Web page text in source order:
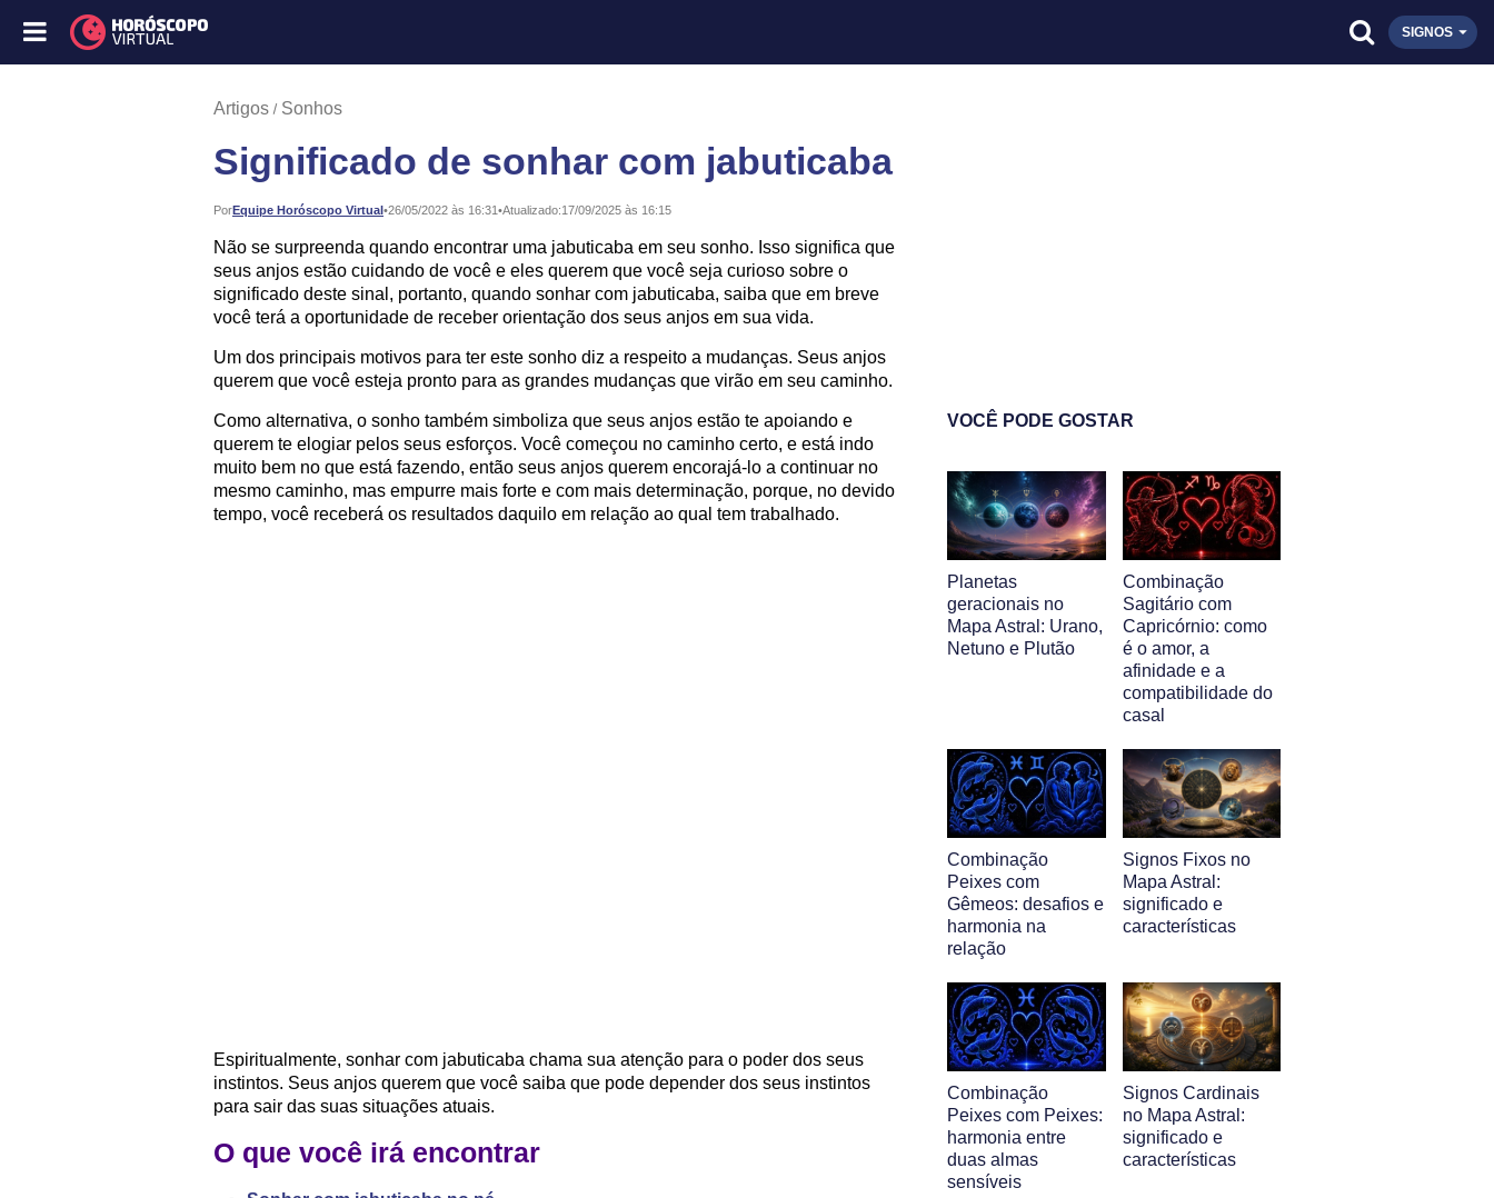
SIGNOS
Artigos Sonhos
Significado de sonhar com jabuticaba
PorEquipe Horóscopo Virtual•
Publicado: 26/05/2022 às 16:31•Atualizado:17/09/2025 às 16:15
Não se surpreenda quando encontrar uma jabuticaba em seu sonho. Isso significa que
seus anjos estão cuidando de você e eles querem que você seja curioso sobre o
significado deste sinal, portanto, quando sonhar com jabuticaba, saiba que em breve
você terá a oportunidade de receber orientação dos seus anjos em sua vida.
Um dos principais motivos para ter este sonho diz a respeito a mudanças. Seus anjos
querem que você esteja pronto para as grandes mudanças que virão em seu caminho.
Como alternativa, o sonho também simboliza que seus anjos estão te apoiando e
querem te elogiar pelos seus esforços. Você começou no caminho certo, e está indo
muito bem no que está fazendo, então seus anjos querem encorajá-lo a continuar no
mesmo caminho, mas empurre mais forte e com mais determinação, porque, no devido
tempo, você receberá os resultados daquilo em relação ao qual tem trabalhado.
Espiritualmente, sonhar com jabuticaba chama sua atenção para o poder dos seus
instintos. Seus anjos querem que você saiba que pode depender dos seus instintos
para sair das suas situações atuais.
O que você irá encontrar
VOCÊ PODE GOSTAR
Planetas
geracionais no
Mapa Astral: Urano,
Netuno e Plutão
Combinação
Sagitário com
Capricórnio: como
é o amor, a
afinidade e a
compatibilidade do
casal
Combinação
Peixes com
Gêmeos: desafios e
harmonia na
relação
Signos Fixos no
Mapa Astral:
significado e
características
Combinação
Peixes com Peixes:
harmonia entre
duas almas
sensíveis
Signos Cardinais
no Mapa Astral:
significado e
características